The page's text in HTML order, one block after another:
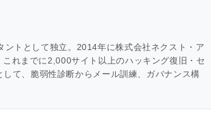
トとして独立。2014年に株式会社ネクスト・ア
れまでに2,000サイト以上のハッキング復旧・セ
て、脆弱性診断からメール訓練、ガバナンス構